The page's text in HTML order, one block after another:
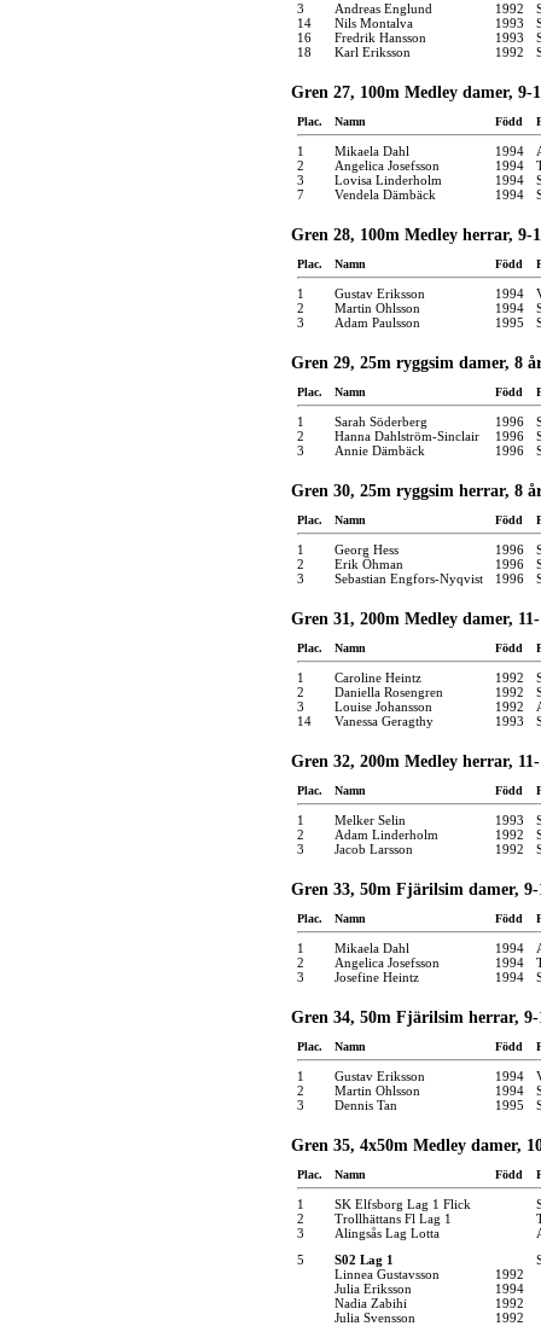
3
Andreas Englund 1992
14
Nils Montalva 1993
16
Fredrik Hansson 1993
18
Karl Eriksson 1992
Gren 27, 100m Medley damer, 9-
Plac. Namn Född
1 Mikaela Dahl 1994
2
Angelica Josefsson 1994
3
Lovisa Linderholm 1994
7
Vendela Dämbäck 1994
Gren 28, 100m Medley herrar, 9-
Plac. Namn Född
1 Gustav Eriksson 1994
2
Martin Ohlsson 1994
3
Adam Paulsson 1995
Gren 29, 25m ryggsim damer, 8
Plac. Namn Född
1 Sarah Söderberg 1996
2
Hanna Dahlström-Sinclair 1996
3
Annie Dämbäck 1996
Gren 30, 25m ryggsim herrar, 8
Plac. Namn Född
1 Georg Hess 1996
2
Erik Öhman 1996
3
Sebastian Engfors-Nyqvist 1996
Gren 31, 200m Medley damer,
Plac. Namn Född
1 Caroline Heintz 1992
2
Daniella Rosengren 1992
3
Louise Johansson 1992
14
Vanessa Geragthy 1993
Gren 32, 200m Medley herrar,
Plac. Namn Född
1 Melker Selin 1993
2
Adam Linderholm 1992
3
Jacob Larsson 1992
Gren 33, 50m Fjärilsim damer,
Plac. Namn Född
1 Mikaela Dahl 1994
2
Angelica Josefsson 1994
3
Josefine Heintz 1994
Gren 34, 50m Fjärilsim herrar, 9-
Plac. Namn Född
1 Gustav Eriksson 1994
2
Martin Ohlsson 1994
3
Dennis Tan 1995
Gren 35, 4x50m Medley damer,
Plac. Namn Född
1 SK Elfsborg Lag 1 Flick
2
Trollhättans Fl Lag 1
3
Alingsås Lag Lotta
5
S02 Lag 1
Linnea Gustavsson
1992
Julia Eriksson
1994
Nadia Zabihi
1992
Julia Svensson
1992